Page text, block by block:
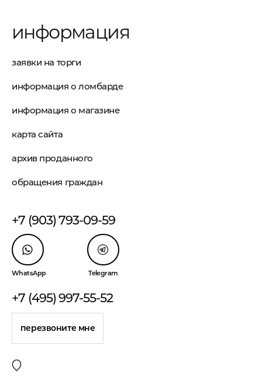
информация
заявки на торги
информация о ломбарде
информация о магазине
карта сайта
архив проданного
обращения граждан
+7 (903) 793-09-59
WhatsApp Telegram
+7 (495) 997-55-52
перезвоните мне